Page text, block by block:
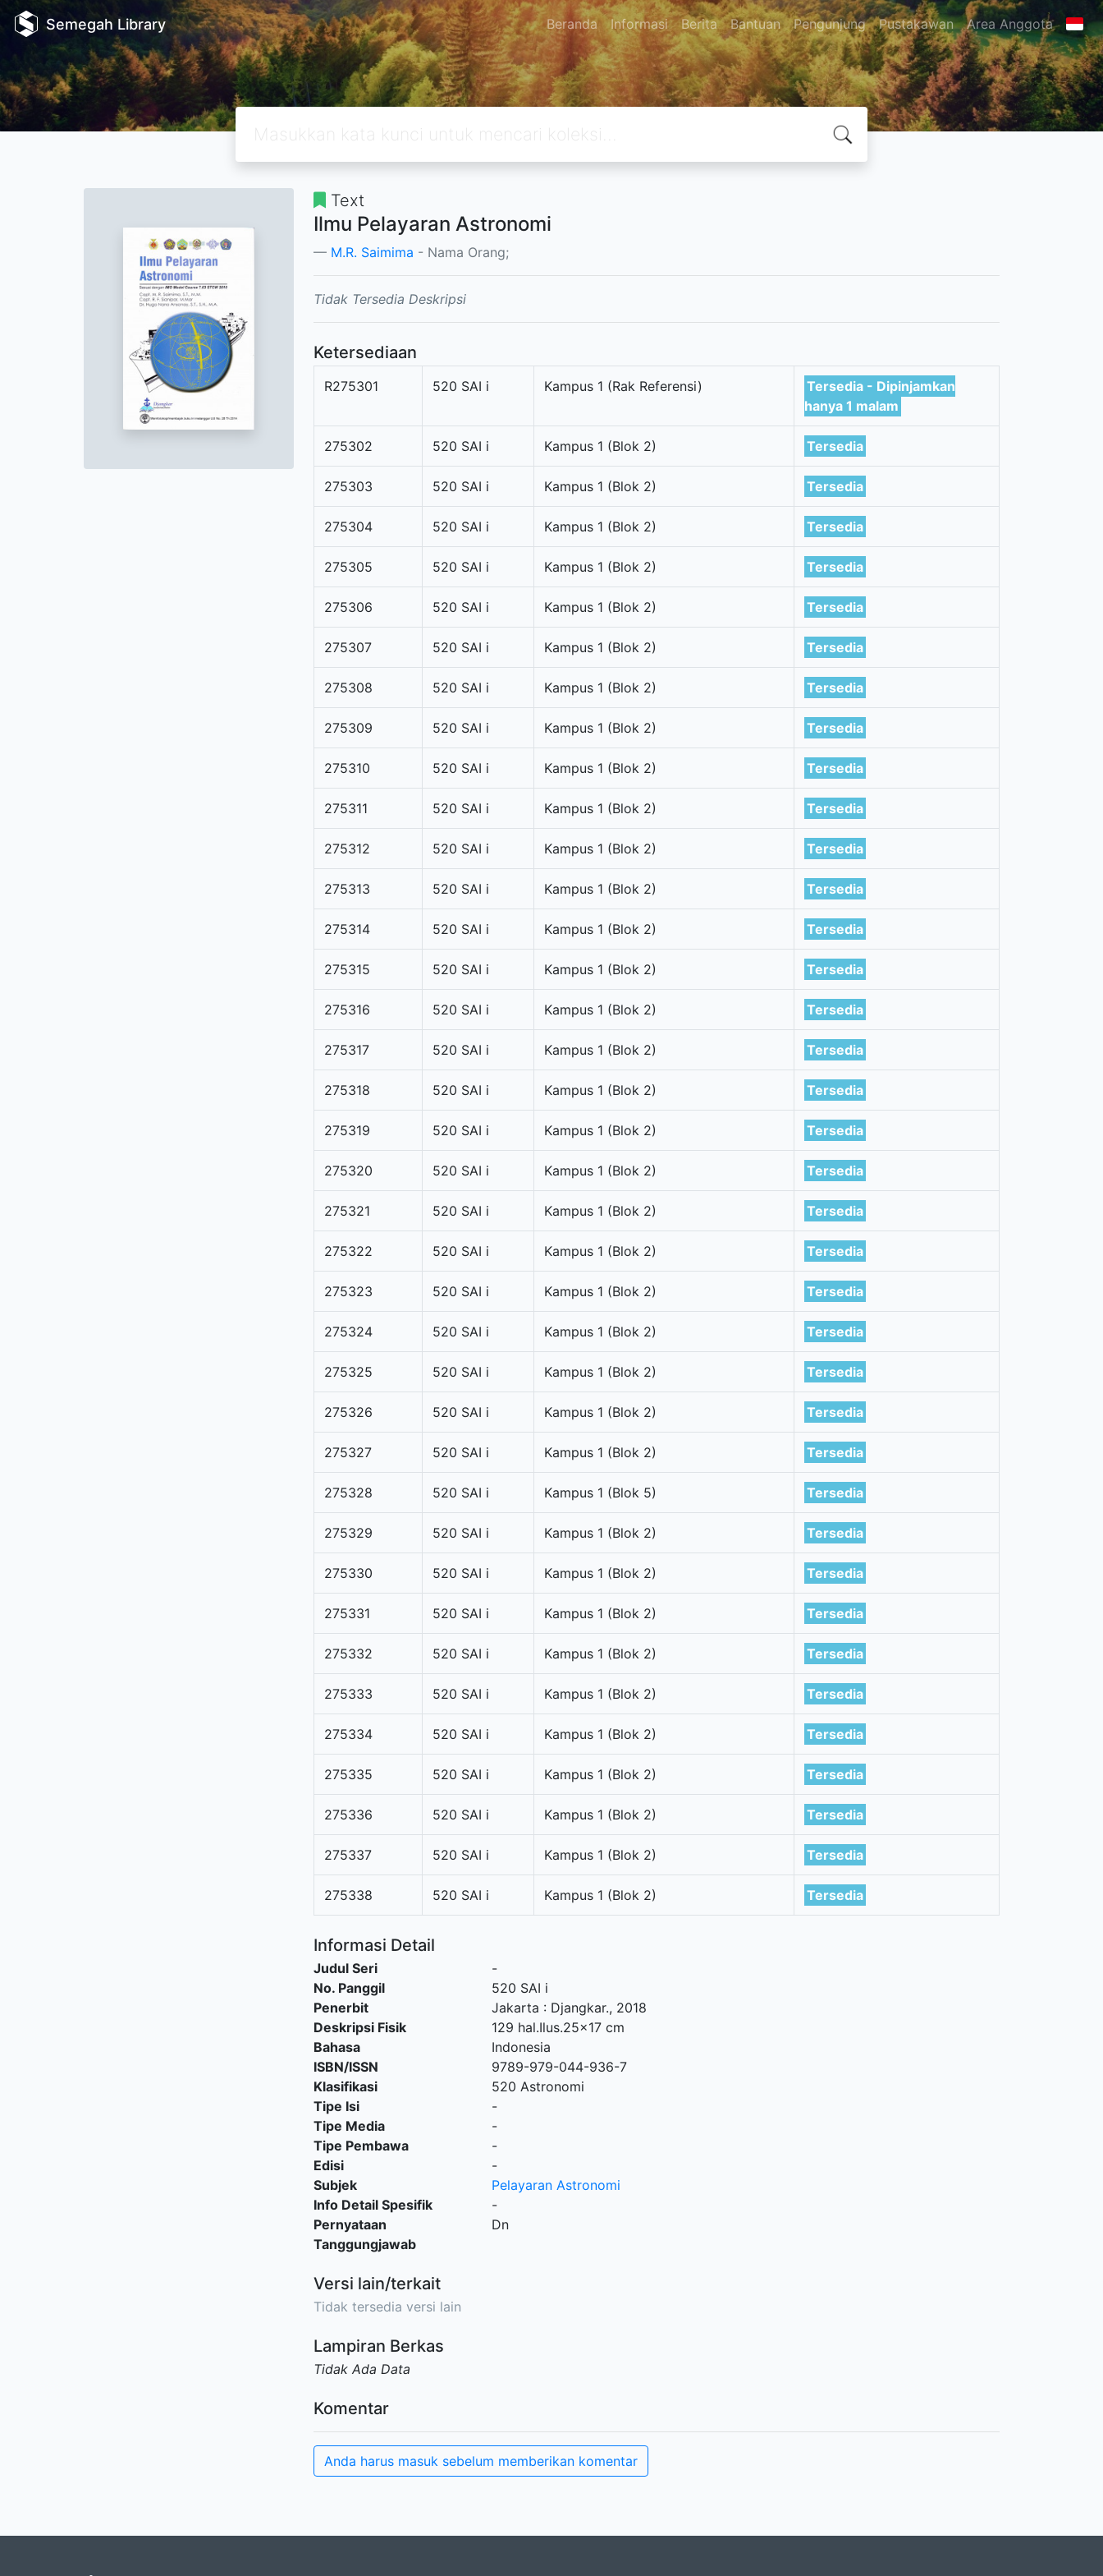
Semegah Library Beranda Informasi Berita Bantuan Pengunjung Pustakawan Area Anggota
Text
Ilmu Pelayaran Astronomi
M.R. Saimima - Nama Orang;
Tidak Tersedia Deskripsi
Ketersediaan
R275301 520 SAI i Kampus 1 (Rak Referensi)
Tersedia - Dipinjamkan
hanya 1 malam
275302 520 SAI i Kampus 1 (Blok 2) Tersedia
275303 520 SAI i Kampus 1 (Blok 2) Tersedia
275304 520 SAI i Kampus 1 (Blok 2) Tersedia
275305 520 SAI i Kampus 1 (Blok 2) Tersedia
275306 520 SAI i Kampus 1 (Blok 2) Tersedia
275307 520 SAI i Kampus 1 (Blok 2) Tersedia
275308 520 SAI i Kampus 1 (Blok 2) Tersedia
275309 520 SAI i Kampus 1 (Blok 2) Tersedia
275310 520 SAI i Kampus 1 (Blok 2) Tersedia
275311 520 SAI i Kampus 1 (Blok 2) Tersedia
275312 520 SAI i Kampus 1 (Blok 2) Tersedia
275313 520 SAI i Kampus 1 (Blok 2) Tersedia
275314 520 SAI i Kampus 1 (Blok 2) Tersedia
275315 520 SAI i Kampus 1 (Blok 2) Tersedia
275316 520 SAI i Kampus 1 (Blok 2) Tersedia
275317 520 SAI i Kampus 1 (Blok 2) Tersedia
275318 520 SAI i Kampus 1 (Blok 2) Tersedia
275319 520 SAI i Kampus 1 (Blok 2) Tersedia
275320 520 SAI i Kampus 1 (Blok 2) Tersedia
275321 520 SAI i Kampus 1 (Blok 2) Tersedia
275322 520 SAI i Kampus 1 (Blok 2) Tersedia
275323 520 SAI i Kampus 1 (Blok 2) Tersedia
275324 520 SAI i Kampus 1 (Blok 2) Tersedia
275325 520 SAI i Kampus 1 (Blok 2) Tersedia
275326 520 SAI i Kampus 1 (Blok 2) Tersedia
275327 520 SAI i Kampus 1 (Blok 2) Tersedia
275328 520 SAI i Kampus 1 (Blok 5) Tersedia
275329 520 SAI i Kampus 1 (Blok 2) Tersedia
275330 520 SAI i Kampus 1 (Blok 2) Tersedia
275331 520 SAI i Kampus 1 (Blok 2) Tersedia
275332 520 SAI i Kampus 1 (Blok 2) Tersedia
275333 520 SAI i Kampus 1 (Blok 2) Tersedia
275334 520 SAI i Kampus 1 (Blok 2) Tersedia
275335 520 SAI i Kampus 1 (Blok 2) Tersedia
275336 520 SAI i Kampus 1 (Blok 2) Tersedia
275337 520 SAI i Kampus 1 (Blok 2) Tersedia
275338 520 SAI i Kampus 1 (Blok 2) Tersedia
Informasi Detail
Judul Seri
-
No. Panggil
520 SAI i
Penerbit
Jakarta : Djangkar., 2018
Deskripsi Fisik
129 hal.Ilus.25x17 cm
Bahasa
Indonesia
ISBN/ISSN
9789-979-044-936-7
Klasifikasi
520 Astronomi
Tipe Isi
-
Tipe Media
-
Tipe Pembawa
-
Edisi
-
Subjek
Pelayaran Astronomi
Info Detail Spesifik
-
Pernyataan
Tanggungjawab
Dn
Versi lain/terkait
Tidak tersedia versi lain
Lampiran Berkas
Tidak Ada Data
Komentar
Anda harus masuk sebelum memberikan komentar